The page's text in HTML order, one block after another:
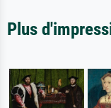
Plus